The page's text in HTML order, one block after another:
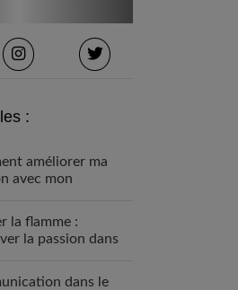
:
améliorer ma
avec mon
la flamme :
la passion dans
dans le